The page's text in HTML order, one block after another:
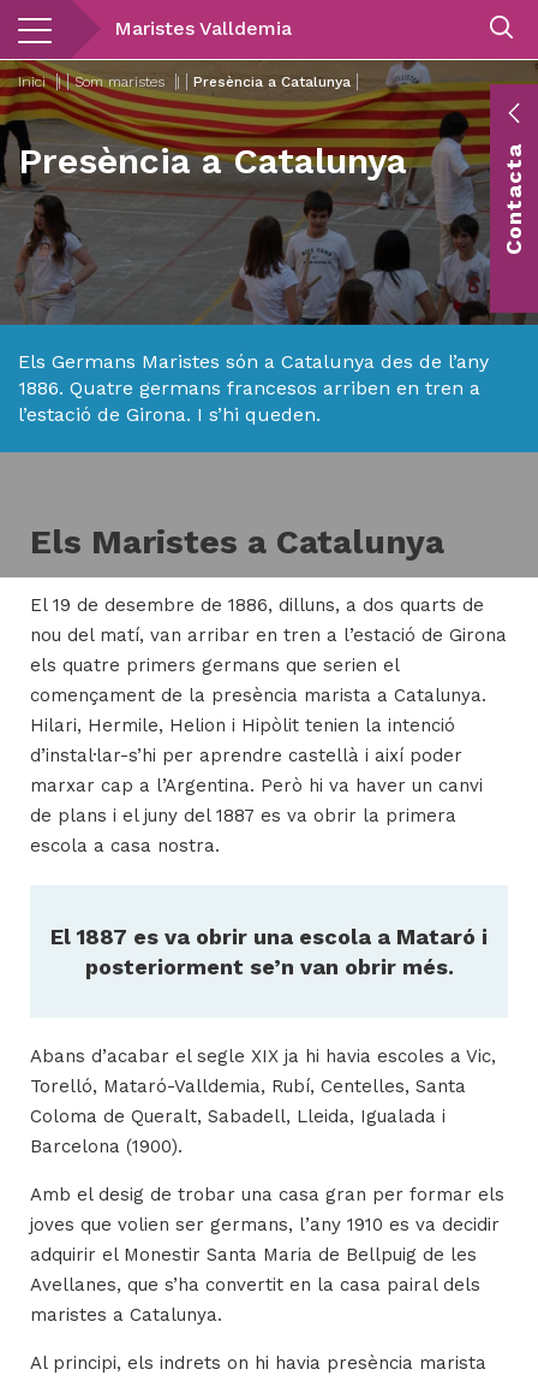
Vés
contingut
Maristes Valldemia
Inici | Som maristes | Presència a Catalunya
Presència a Catalunya
Els Germans Maristes són a Catalunya des de l’any
1886. Quatre germans francesos arriben en tren a
l’estació de Girona. I s’hi queden.
Els Maristes a Catalunya
El 19 de desembre de 1886, dilluns, a dos quarts de
nou del matí, van arribar en tren a l’estació de Girona
els quatre primers germans que serien el
començament de la presència marista a Catalunya.
Hilari, Hermile, Helion i Hipòlit tenien la intenció
d’instal·lar-s’hi per aprendre castellà i així poder
marxar cap a l’Argentina. Però hi va haver un canvi
de plans i el juny del 1887 es va obrir la primera
escola a casa nostra.
El 1887 es va obrir una escola a Mataró i
posteriorment se’n van obrir més.
Abans d’acabar el segle XIX ja hi havia escoles a Vic,
Torelló, Mataró-Valldemia, Rubí, Centelles, Santa
Coloma de Queralt, Sabadell, Lleida, Igualada i
Barcelona (1900).
Amb el desig de trobar una casa gran per formar els
joves que volien ser germans, l’any 1910 es va decidir
adquirir el Monestir Santa Maria de Bellpuig de les
Avellanes, que s’ha convertit en la casa pairal dels
maristes a Catalunya.
Al principi, els indrets on hi havia presència marista
Contacta